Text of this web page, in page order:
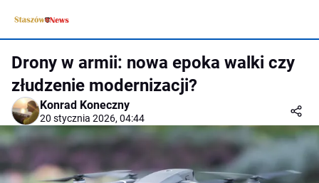
Drony w armii: nowa epoka walki czy
złudzenie modernizacji?
Konrad Koneczny
20 stycznia 2026, 04:44